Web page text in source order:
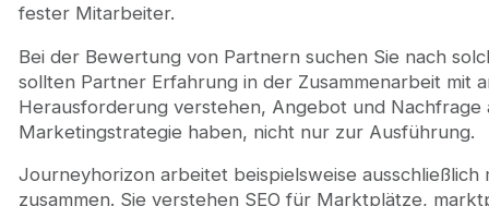
fester Mitarbeiter.
Bei der Bewertung von Partnern suchen Sie nach
sollten Partner Erfahrung in der Zusammenarbeit mit
Herausforderung verstehen, Angebot und
Marketingstrategie haben, nicht nur zur Ausführung.
Journeyhorizon arbeitet beispielsweise
zusammen. Sie verstehen SEO für Marktplätze,